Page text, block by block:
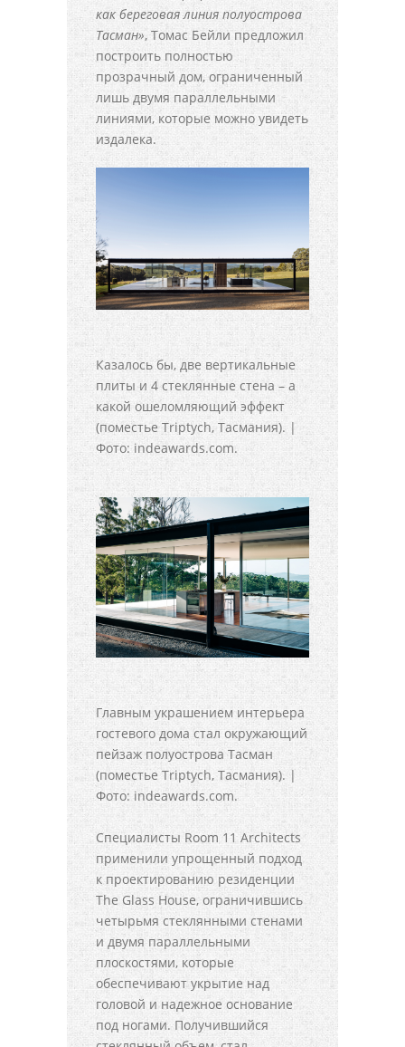
как береговая линия полуострова
Тасман», Томас Бейли предложил
построить полностью
прозрачный дом, ограниченный
лишь двумя параллельными
линиями, которые можно увидеть
издалека.
Казалось бы, две вертикальные
плиты и 4 стеклянные стена – а
какой ошеломляющий эффект
(поместье Triptych, Тасмания). |
Фото: indeawards.com.
Главным украшением интерьера
гостевого дома стал окружающий
пейзаж полуострова Тасман
(поместье Triptych, Тасмания). |
Фото: indeawards.com.
Специалисты Room 11 Architects
применили упрощенный подход
к проектированию резиденции
The Glass House, ограничившись
четырьмя стеклянными стенами
и двумя параллельными
плоскостями, которые
обеспечивают укрытие над
головой и надежное основание
под ногами. Получившийся